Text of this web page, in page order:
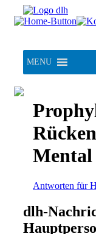
Skip
to
MENU
Antworten für
dlh-